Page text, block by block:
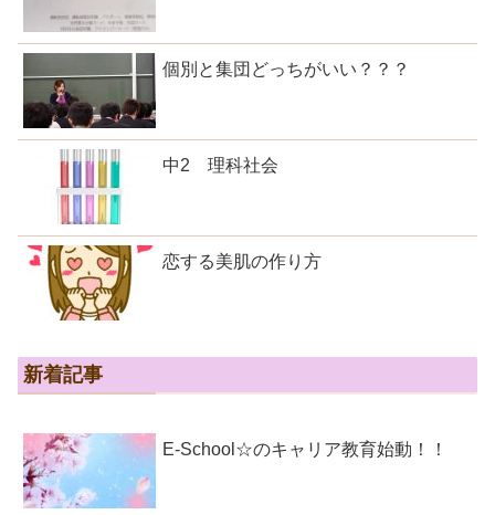
個別と集団どっちがいい？？？
中2 理科社会
恋する美肌の作り方
新着記事
E-School☆のキャリア教育始動！！